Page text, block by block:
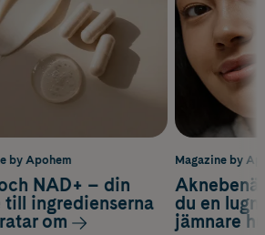
Magazine by
du en
jämnare
by Apohem
NAD+ – din
till ingredienserna
om